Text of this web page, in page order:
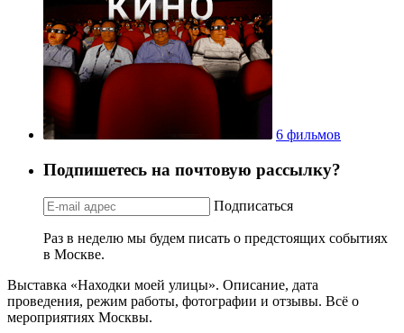
6 фильмов
Подпишетесь на почтовую рассылку?
Подписаться
Раз в неделю мы будем писать о предстоящих событиях
в Москве.
Выставка «Находки моей улицы». Описание, дата
проведения, режим работы, фотографии и отзывы. Всё о
мероприятиях Москвы.